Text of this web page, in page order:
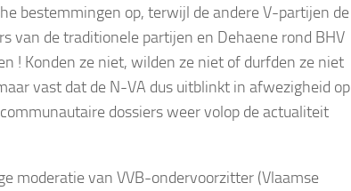
bestemmingen op, terwijl de andere V-partijen de
van de traditionele partijen en Dehaene rond BHV
! Konden ze niet, wilden ze niet of durfden ze niet
vast dat de N-VA dus uitblinkt in afwezigheid op
dossiers weer volop de actualiteit
moderatie van VVB-ondervoorzitter (Vlaamse